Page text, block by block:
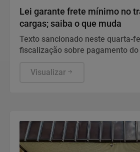
Lei garante frete mínimo no
cargas; saiba o que muda
Texto sancionado neste quarta-
fiscalização sobre pagamento
Visualizar